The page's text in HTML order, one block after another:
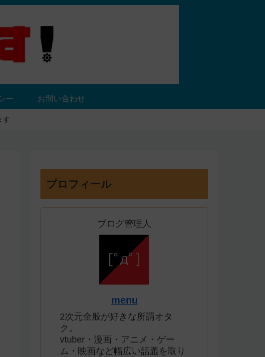
ー お問い合わせ
す
プロフィール
ブログ管理人
menu
2次元全般が好きな所謂オタ
ク。
vtuber・漫画・アニメ・ゲー
ム・映画など幅広い話題を取り